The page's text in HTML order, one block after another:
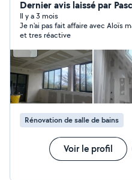
mur et cloison -pose bande joint -ratissage -création de
cloison de séparation ect. -pose de parquet -pose de
verrière porte coulissante et
autre renseignement
Dernier avis laissé par
Il y a 3 mois
Je n'ai pas fait affaire avec Aloïs
et tres réactive
Rénovation de salle de bains
Voir le profil